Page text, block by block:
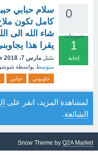
0
تصويتات
1
إجابة
سلام حبابي
كامل تكون
شاء الله الى
يقرا هذا
سُئل مارس 7، 2018
متوسط بواسطة شوشو
جاوبوني حبابي
لمشاهدة المزيد، انقر على
الشائعة.
Snow Theme by Q2A Market